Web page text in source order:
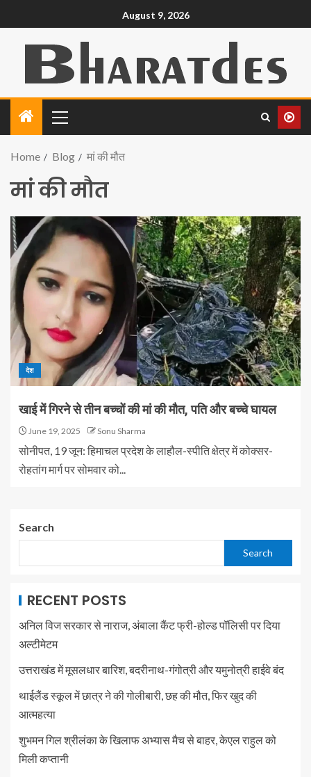
August 9, 2026
Home Blog मां की मौत
मां की मौत
देश
खाई में गिरने से तीन बच्चों की मां की मौत, पति और बच्चे घायल
June 19, 2025 Sonu Sharma
सोनीपत, 19 जून: हिमाचल प्रदेश के लाहौल-स्पीति क्षेत्र में कोक्सर-
रोहतांग मार्ग पर सोमवार को...
Search
Search
RECENT POSTS
अनिल विज सरकार से नाराज, अंबाला कैंट फ्री-होल्ड पॉलिसी पर दिया
अल्टीमेटम
उत्तराखंड में मूसलधार बारिश, बदरीनाथ-गंगोत्री और यमुनोत्री हाईवे बंद
थाईलैंड स्कूल में छात्र ने की गोलीबारी, छह की मौत, फिर खुद की
आत्महत्या
शुभमन गिल श्रीलंका के खिलाफ अभ्यास मैच से बाहर, केएल राहुल को
मिली कप्तानी